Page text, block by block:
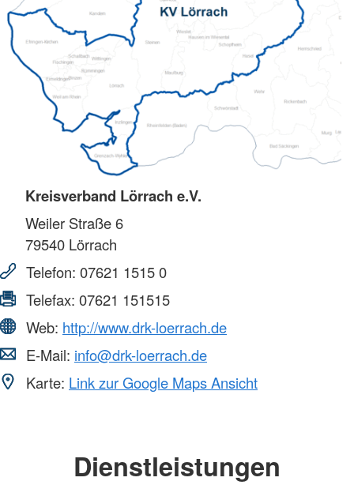
Kreisverband Lörrach e.V.
Weiler Straße 6
79540 Lörrach
Telefon: 07621 1515 0
Telefax: 07621 151515
Web: http://www.drk-loerrach.de
E-Mail: info@drk-loerrach.de
Karte: Link zur Google Maps Ansicht
Dienstleistungen